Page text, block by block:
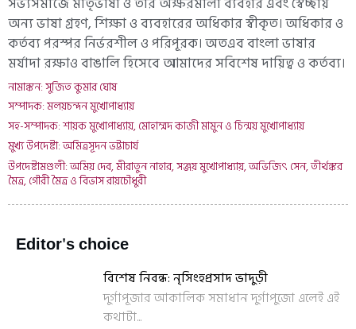
অন্য ভাষা গ্রহণ, শিক্ষা ও ব্যবহারের অধিকার স্বীকৃত। অধিকার ও
কর্তব্য পরস্পর নির্ভরশীল ও পরিপূরক। অতএব বাংলা ভাষার
মর্যাদা রক্ষাও বাঙালি হিসেবে আমাদের সবিশেষ দায়িত্ব ও কর্তব্য।
নামাঙ্কন: সুজিত কুমার ঘোষ
সম্পাদক: মলয়চন্দন মুখোপাধ্যায়
সহ-সম্পাদক: শায়ক মুখোপাধ্যায়, মোহাম্মদ কাজী মামুন ও চিন্ময় মুখোপাধ্যায়
মুখ্য উপদেষ্টা: অমিত্রসূদন ভট্টাচার্য
উপদেষ্টামণ্ডলী: অমিয় দেব, মীরাতুন নাহার, সঞ্জয় মুখোপাধ্যায়, অভিজিৎ সেন, তীর্থঙ্কর
মৈত্র, গৌরী মৈত্র ও বিভাস রায়চৌধুরী
Editor's choice
বিশেষ নিবন্ধ: নৃসিংহপ্রসাদ ভাদুড়ী
দুর্গাপূজার আকালিক সমাধান দুর্গাপুজো এলেই এই
কথাটা...